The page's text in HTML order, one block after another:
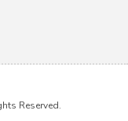
Reserved.